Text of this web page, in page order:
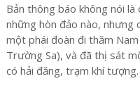
Bản thông báo không nói
những hòn đảo nào, nhưng
một phái đoàn đi thăm
Trường Sa), và đã thị sát
có hải đăng, trạm khí tượng.